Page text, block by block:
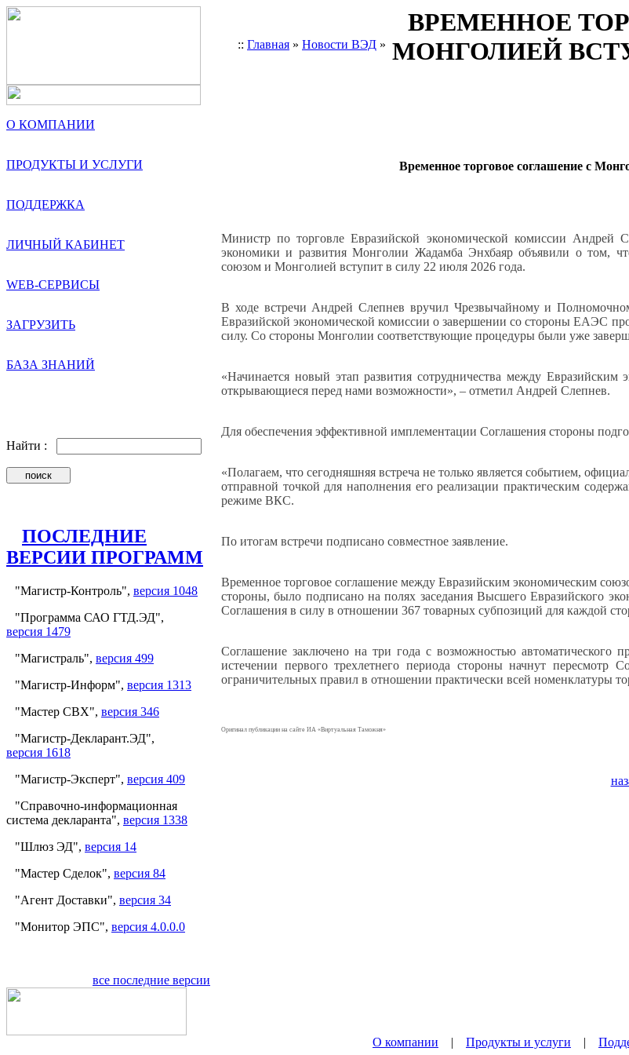
:: Главная » Новости ВЭД »
​ВРЕМЕННОЕ
МОНГОЛИЕЙ
О КОМПАНИИ
ПРОДУКТЫ И УСЛУГИ
ПОДДЕРЖКА
ЛИЧНЫЙ КАБИНЕТ
WEB-СЕРВИСЫ
ЗАГРУЗИТЬ
БАЗА ЗНАНИЙ
Найти :
ПОСЛЕДНИЕ
ВЕРСИИ ПРОГРАММ
"Магистр-Контроль", версия 1048
"Программа САО ГТД.ЭД",
версия 1479
"Магистраль", версия 499
"Магистр-Информ", версия 1313
"Мастер СВХ", версия 346
"Магистр-Декларант.ЭД",
версия 1618
"Магистр-Эксперт", версия 409
"Справочно-информационная
система декларанта", версия 1338
"Шлюз ЭД", версия 14
"Мастер Сделок", версия 84
"Агент Доставки", версия 34
"Монитор ЭПС", версия 4.0.0.0
все последние версии
​Временное торговое соглашение с
Министр по торговле Евразийской экономической комиссии Андрей
экономики и развития Монголии Жадамба Энхбаяр объявили о том,
союзом и Монголией вступит в силу 22 июля 2026 года.
В ходе встречи Андрей Слепнев вручил Чрезвычайному и
Евразийской экономической комиссии о завершении со стороны ЕАЭС
силу. Со стороны Монголии соответствующие процедуры были уже
«Начинается новый этап развития сотрудничества между
открывающиеся перед нами возможности», – отметил Андрей Слепнев.
Для обеспечения эффективной имплементации Соглашения стороны
«Полагаем, что сегодняшняя встреча не только является событием,
отправной точкой для наполнения его реализации практическим
режиме ВКС.
По итогам встречи подписано совместное заявление.
Временное торговое соглашение между Евразийским экономическим
стороны, было подписано на полях заседания Высшего Евразийского
Соглашения в силу в отношении 367 товарных субпозиций для каждой
Соглашение заключено на три года с возможностью автоматического
истечении первого трехлетнего периода стороны начнут
ограничительных правил в отношении практически всей номенклатуры
Оригинал публикации на сайте ИА «Виртуальная Таможня»
О компании | Продукты и услуги |